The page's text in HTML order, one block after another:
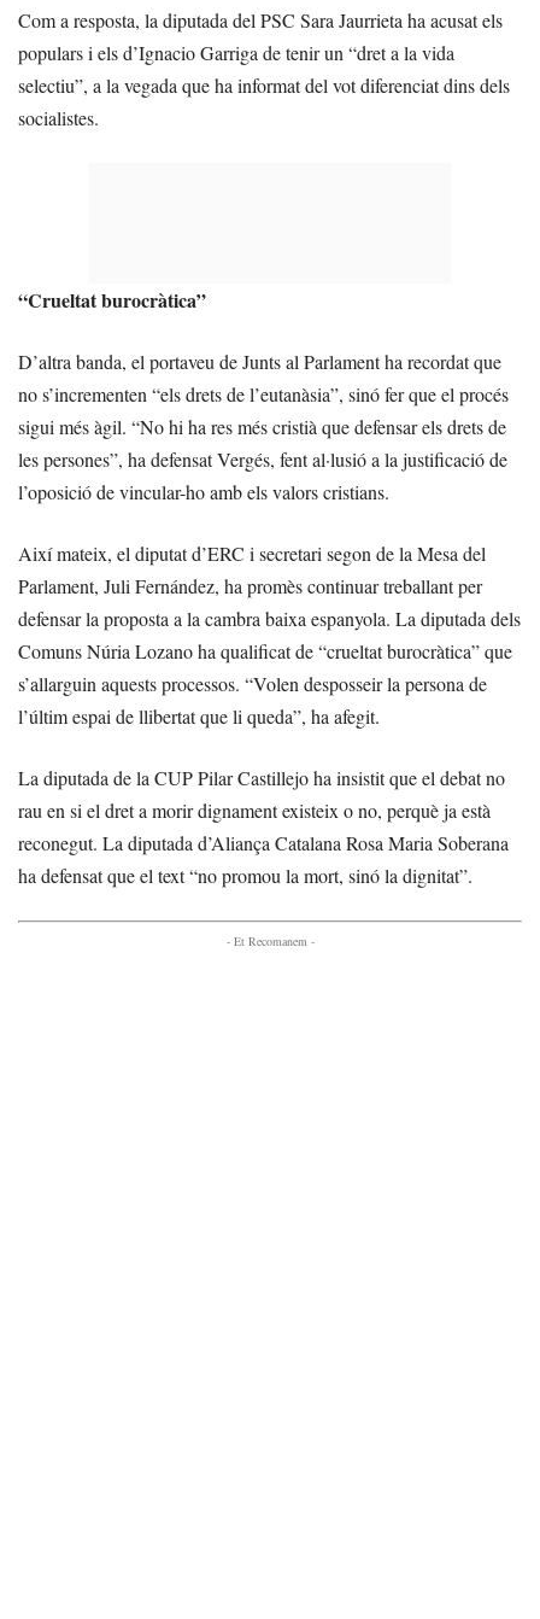
Com a resposta, la diputada del PSC Sara Jaurrieta ha acusat els
populars i els d’Ignacio Garriga de tenir un “dret a la vida
selectiu”, a la vegada que ha informat del vot diferenciat dins dels
socialistes.
“Crueltat burocràtica”
D’altra banda, el portaveu de Junts al Parlament ha recordat que
no s’incrementen “els drets de l’eutanàsia”, sinó fer que el procés
sigui més àgil. “No hi ha res més cristià que defensar els drets de
les persones”, ha defensat Vergés, fent al·lusió a la justificació de
l’oposició de vincular-ho amb els valors cristians.
Així mateix, el diputat d’ERC i secretari segon de la Mesa del
Parlament, Juli Fernández, ha promès continuar treballant per
defensar la proposta a la cambra baixa espanyola. La diputada dels
Comuns Núria Lozano ha qualificat de “crueltat burocràtica” que
s’allarguin aquests processos. “Volen desposseir la persona de
l’últim espai de llibertat que li queda”, ha afegit.
La diputada de la CUP Pilar Castillejo ha insistit que el debat no
rau en si el dret a morir dignament existeix o no, perquè ja està
reconegut. La diputada d’Aliança Catalana Rosa Maria Soberana
ha defensat que el text “no promou la mort, sinó la dignitat”.
- Et Recomanem -